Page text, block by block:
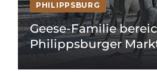
PHILIPPSBURG
Geese-Familie
Philippsburger